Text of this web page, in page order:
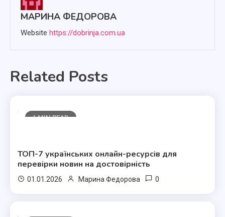
МАРИНА ФЕДОРОВА
Website https://dobrinja.com.ua
Related Posts
1 MIN READ
ТОП-7 українських онлайн-ресурсів для
перевірки новин на достовірність
01.01.2026 Марина Федорова 0